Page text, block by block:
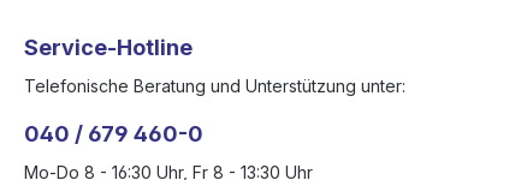
Service-Hotline
Telefonische Beratung und Unterstützung unter:
040 / 679 460-0
Mo-Do 8 - 16:30 Uhr, Fr 8 - 13:30 Uhr